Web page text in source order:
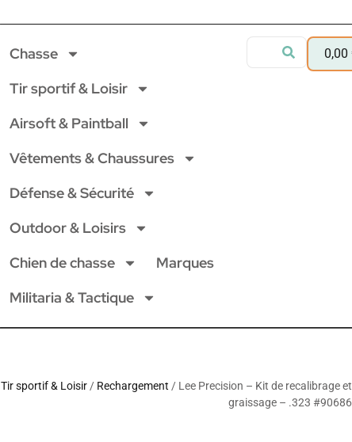
Chasse
Tir sportif & Loisir
Airsoft & Paintball
Vêtements & Chaussures
Défense & Sécurité
Outdoor & Loisirs
Chien de chasse
Marques
Militaria & Tactique
0,00
Tir sportif & Loisir / Rechargement / Lee Precision – Kit de recalibrage et
graissage – .323 #90686